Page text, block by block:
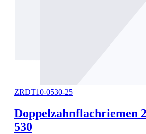
ZRDT10-0530-25
Doppelzahnflachriemen
530